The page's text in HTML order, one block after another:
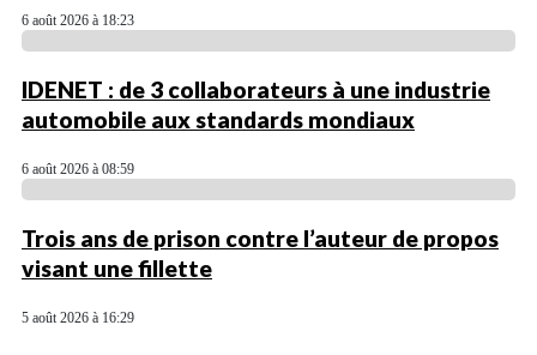
6 août 2026 à 18:23
IDENET : de 3 collaborateurs à une industrie
automobile aux standards mondiaux
6 août 2026 à 08:59
Trois ans de prison contre l’auteur de propos
visant une fillette
5 août 2026 à 16:29